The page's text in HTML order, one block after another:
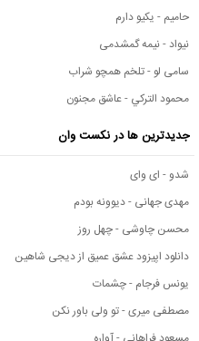
حامیم - یکیو دارم
نیواد - نیمه گمشدمی
سامی لو - تلخم همچو شراب
محمود التركي - عاشق مجنون
جدیدترین ها در نکست وان
شدو - ای وای
مهدی جهانی - دیوونه بودم
محسن چاوشی - چهل روز
دانلود اپیزود عشق عمیق از دیجی شاهین
یونس فرجام - چشمات
مصطفی میری - تو ولی باور نکن